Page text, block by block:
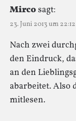
Mircosagt:
23. Juni 2013 um
Nach zwei
den Eindruck,
an den
abarbeitet. Also
mitlesen.